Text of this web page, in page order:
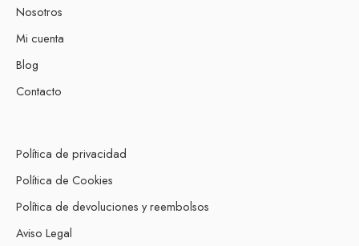
Nosotros
Mi cuenta
Blog
Contacto
Política de privacidad
Política de Cookies
Política de devoluciones y reembolsos
Aviso Legal